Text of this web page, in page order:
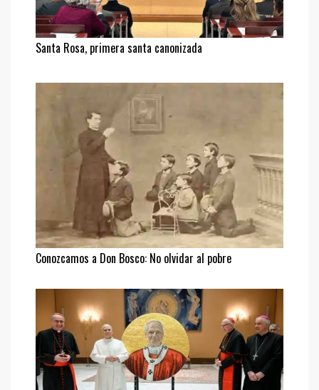
Santa Rosa, primera santa canonizada
Conozcamos a Don Bosco: No olvidar al pobre